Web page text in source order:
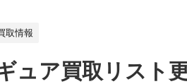
取情報
ュア買取リスト